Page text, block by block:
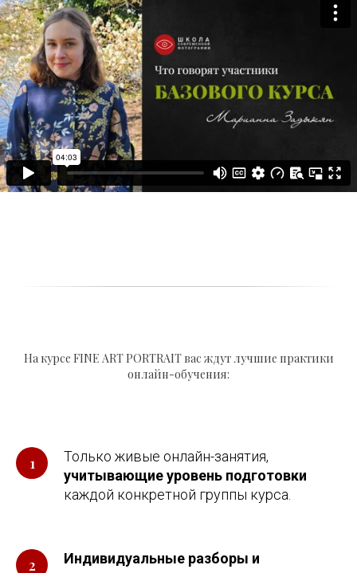
На курсе FINE ART PORTRAIT вас ждут лучшие практики
онлайн-обучения:
Только живые онлайн-занятия,
учитывающие уровень подготовки
каждой конкретной группы курса.
Индивидуальные разборы и